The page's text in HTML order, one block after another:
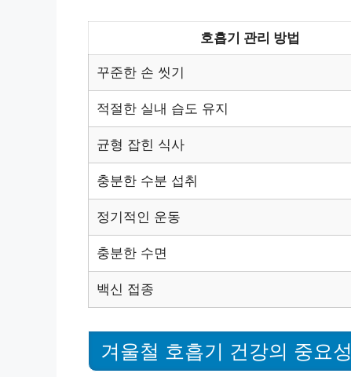
호흡기 관리 방법
꾸준한 손 씻기
적절한 실내 습도 유지
균형 잡힌 식사
충분한 수분 섭취
정기적인 운동
충분한 수면
백신 접종
겨울철 호흡기 건강의 중요성